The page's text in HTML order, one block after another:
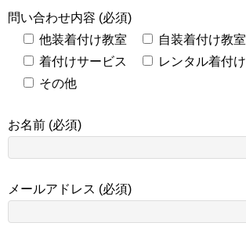
問い合わせ内容 (必須)
他装着付け教室
自装着付け教室
着付けサービス
レンタル着付け
その他
お名前 (必須)
メールアドレス (必須)